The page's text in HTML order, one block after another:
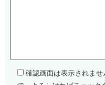
確認画面は表示されま